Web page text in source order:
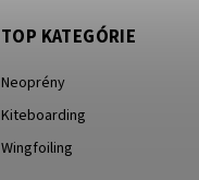
TOP KATEGÓRIE
Neoprény
Kiteboarding
Wingfoiling